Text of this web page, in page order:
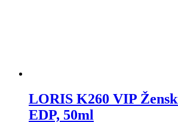
LORIS K260 VIP
EDP, 50ml